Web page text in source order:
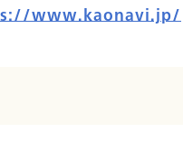
www.kaonavi.jp/